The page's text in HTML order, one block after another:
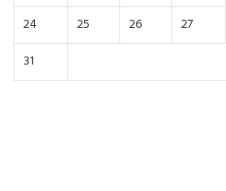
24
25 26 27
31